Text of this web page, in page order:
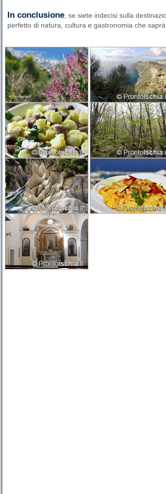
In conclusione , se siete indecisi sulla
perfetto di natura, cultura e gastronomia che